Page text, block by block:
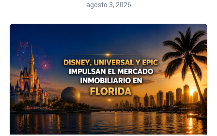
agosto 3, 2026